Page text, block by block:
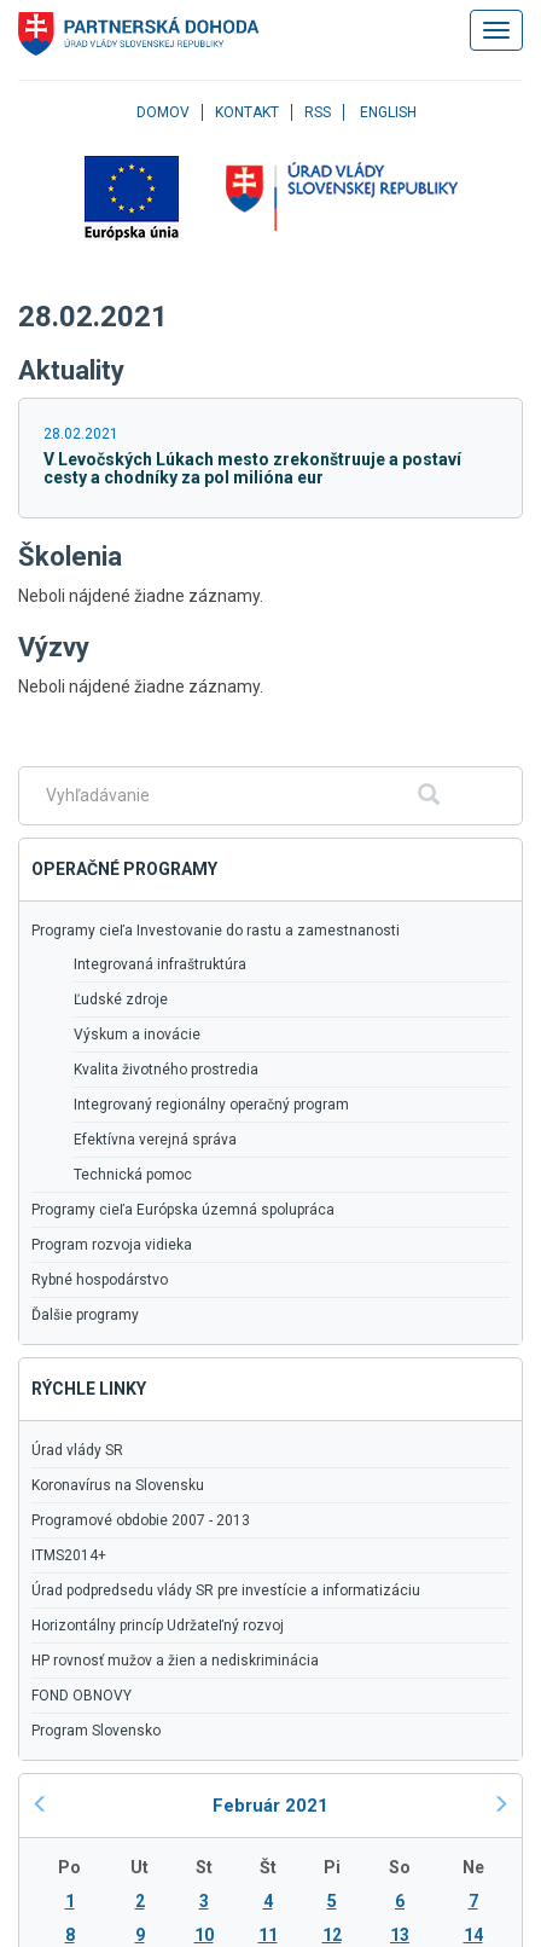
Klávesové
skratky
Skočiť
menu
na
Skočiť
stránky
DOMOV KONTAKT RSS ENGLISH
28.02.2021
Aktuality
28.02.2021
V Levočských Lúkach mesto zrekonštruuje a postaví
cesty a chodníky za pol milióna eur
Školenia
Neboli nájdené žiadne záznamy.
Výzvy
Neboli nájdené žiadne záznamy.
menu
Fulltextové
Hľadať
OPERAČNÉ PROGRAMY
Programy cieľa Investovanie do rastu a zamestnanosti
Integrovaná infraštruktúra
Ľudské zdroje
Výskum a inovácie
Kvalita životného prostredia
Integrovaný regionálny operačný program
Efektívna verejná správa
Technická pomoc
Programy cieľa Európska územná spolupráca
Program rozvoja vidieka
Rybné hospodárstvo
Ďalšie programy
RÝCHLE LINKY
Úrad vlády SR
Koronavírus na Slovensku
Programové obdobie 2007 - 2013
ITMS2014+
Úrad podpredsedu vlády SR pre investície a informatizáciu
Horizontálny princíp Udržateľný rozvoj
HP rovnosť mužov a žien a nediskriminácia
FOND OBNOVY
Program Slovensko
Február 2021
Po Ut St Št Pi So
Ne
1
2 3 4 5 6
7
8
9 10 11 12 13
14